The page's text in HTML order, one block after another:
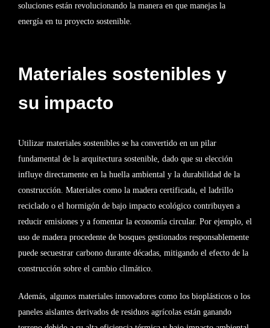
soluciones están revolucionando la manera en que manejas la
energía en tu proyecto sostenible.
Materiales sostenibles y
su impacto
Utilizar materiales sostenibles se ha convertido en un pilar
fundamental de la arquitectura sostenible, dado que su elección
influye directamente en la huella ambiental y la durabilidad de la
construcción. Materiales como la madera certificada, el ladrillo
reciclado o el hormigón de bajo impacto ecológico contribuyen a
reducir emisiones y a fomentar la economía circular. Por ejemplo, el
uso de madera procedente de bosques gestionados responsablemente
puede secuestrar carbono durante décadas, mitigando el efecto de la
construcción sobre el cambio climático.
Además, algunos materiales innovadores como los bioplásticos o los
paneles aislantes derivados de residuos agrícolas están ganando